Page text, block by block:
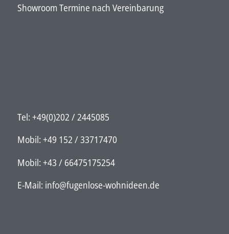
Showroom Termine nach Vereinbarung
Tel: +49(0)202 / 2445085
Mobil: +49 152 / 33717470
Mobil: +43 / 66475175254
E-Mail: info@fugenlose-wohnideen.de